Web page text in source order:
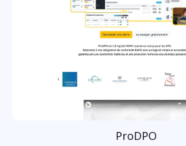
ProDPO